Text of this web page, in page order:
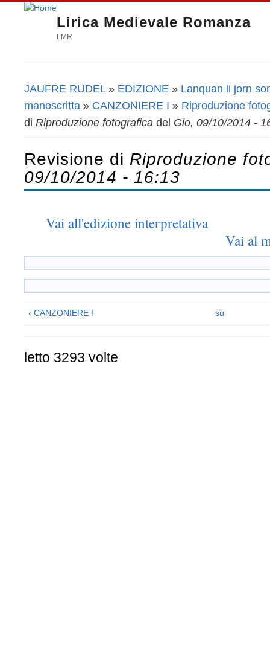
Lirica Medievale Romanza
LMR
Tu sei qui
JAUFRE RUDEL » EDIZIONE » Lanquan li jorn
manoscritta » CANZONIERE I » Riproduzione
di Riproduzione fotografica del Gio, 09/10/2014 -
Revisione di Riproduzione
09/10/2014 - 16:13
Vai all'edizione interpretativa
Vai al
‹ CANZONIERE I su
letto 3293 volte